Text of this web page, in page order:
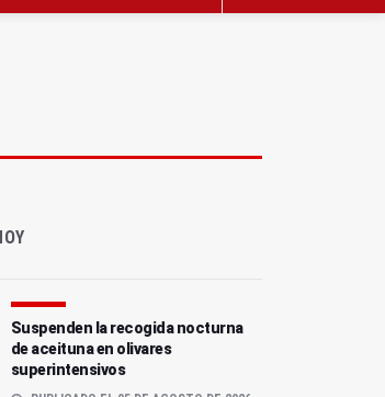
Suspenden la recogida nocturna
de aceituna en olivares
superintensivos